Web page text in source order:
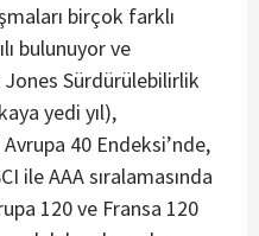
birçok farklı
bulunuyor ve
Sürdürülebilirlik
yedi yıl),
40 Endeksi’nde,
ile AAA sıralamasında
120 ve Fransa 120